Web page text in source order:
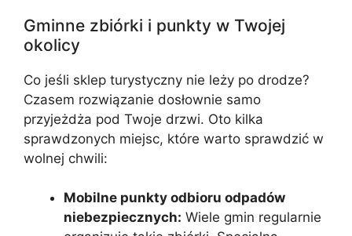
Gminne zbiórki i punkty w Twojej
okolicy
Co jeśli sklep turystyczny nie leży po drodze?
Czasem rozwiązanie dosłownie samo
przyjeżdża pod Twoje drzwi. Oto kilka
sprawdzonych miejsc, które warto sprawdzić w
wolnej chwili:
Mobilne punkty odbioru odpadów
niebezpiecznych: Wiele gmin regularnie